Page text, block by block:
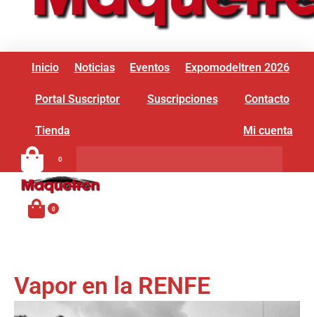
Inicio Noticias Eventos Expomodeltren 2026
Portal Suscriptor Suscripciones Contacto
Tienda Mi cuenta
Carrito
MENU
Vapor en la RENFE